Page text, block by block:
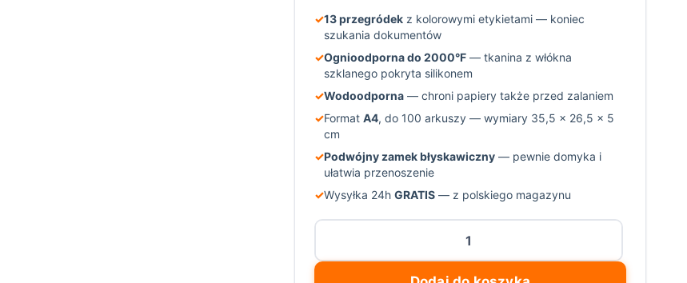
✓13 przegródek z kolorowymi etykietami — koniec
szukania dokumentów
✓Ognioodporna do 2000°F — tkanina z włókna
szklanego pokryta silikonem
✓Wodoodporna — chroni papiery także przed zalaniem
✓Format A4, do 100 arkuszy — wymiary 35,5 × 26,5 × 5
cm
✓Podwójny zamek błyskawiczny — pewnie domyka i
ułatwia przenoszenie
✓Wysyłka 24h GRATIS — z polskiego magazynu
na